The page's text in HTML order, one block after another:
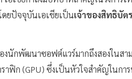
ดยปัจจุบันเอเชียเป็นเจ้าของสิทธิบัตร
งนักพัฒนาซอฟต์แวร์มากถึงสองในส
าฟิก (GPU) ซึ่งเป็นหัวใจสำคัญในก